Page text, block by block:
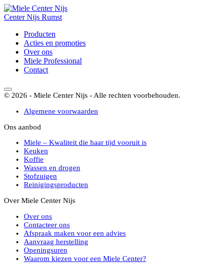
CenterNijs Rumst
Producten
Acties en promoties
Over ons
Miele Professional
Contact
© 2026 - Miele Center Nijs - Alle rechten voorbehouden.
Algemene voorwaarden
Ons aanbod
Miele – Kwaliteit die haar tijd vooruit is
Keuken
Koffie
Wassen en drogen
Stofzuigen
Reinigingsproducten
Over Miele Center Nijs
Over ons
Contacteer ons
Afspraak maken voor een advies
Aanvraag herstelling
Openingsuren
Waarom kiezen voor een Miele Center?